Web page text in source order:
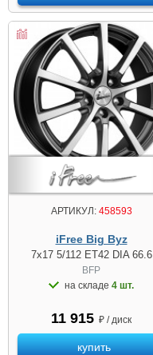
АРТИКУЛ:458593
iFree Big Byz
7x17 5/112 ET42 DIA 66.6
BFP
на складе 4 шт.
11 915 ₽ / диск
купить